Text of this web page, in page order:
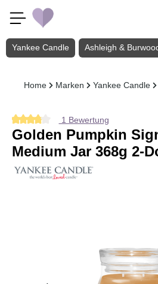
Zum Hauptinhalt springen
Yankee Candle Ashleigh &
Home Marken Yankee Candle
Durchschnittliche Bewertung von 4
1 Bewertung
Golden Pumpkin
Medium Jar 368g 2-